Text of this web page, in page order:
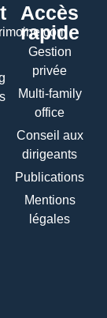
Accès
rapide
Gestion
privée
Multi-family
office
Conseil aux
dirigeants
Publications
Mentions
légales